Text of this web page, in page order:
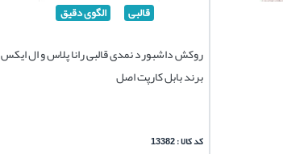
قالبی الگوی دقیق
روکش داشبورد نمدی قالبی رانا پلاس و ال ایکس
برند بابل کارپت اصل
کد کالا : 13382